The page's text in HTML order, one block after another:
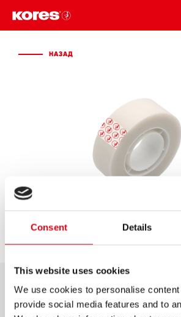
Consent Details
This website uses cookies
We use cookies to personalise
provide social media features and to
НАЗАД
КЛЕЙКАЯ ЛЕНТА